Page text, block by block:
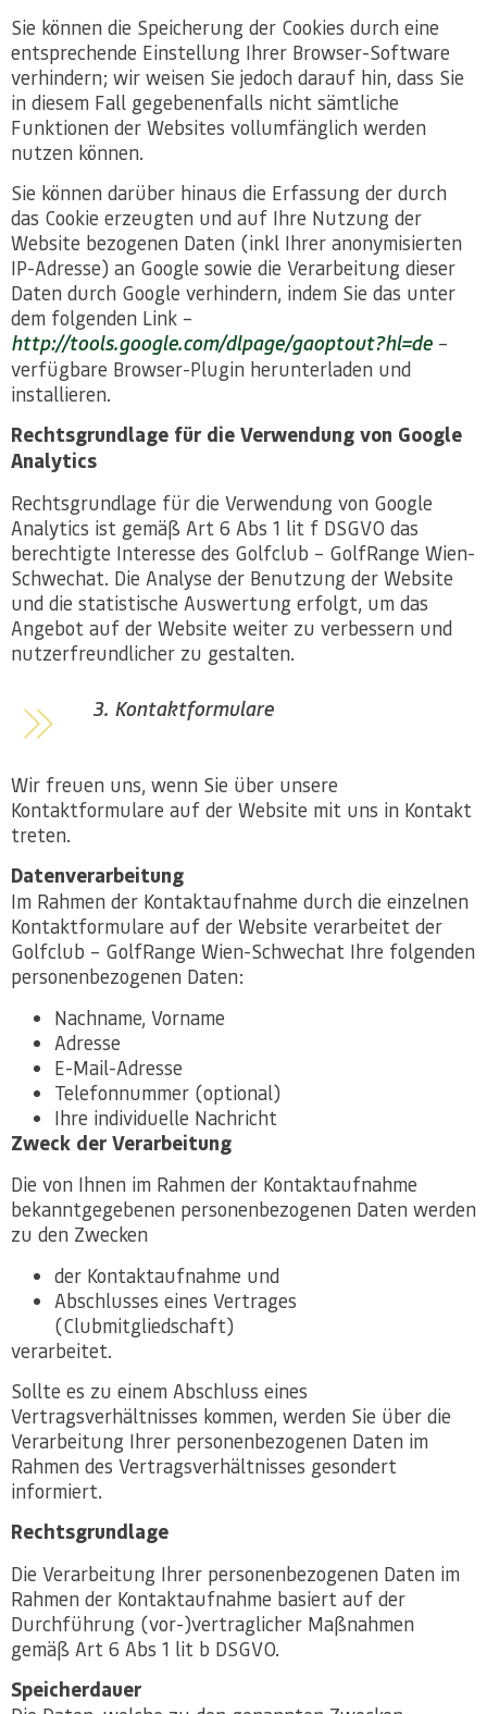
Sie können die Speicherung der Cookies durch eine
entsprechende Einstellung Ihrer Browser-Software
verhindern; wir weisen Sie jedoch darauf hin, dass Sie
in diesem Fall gegebenenfalls nicht sämtliche
Funktionen der Websites vollumfänglich werden
nutzen können.
Sie können darüber hinaus die Erfassung der durch
das Cookie erzeugten und auf Ihre Nutzung der
Website bezogenen Daten (inkl Ihrer anonymisierten
IP-Adresse) an Google sowie die Verarbeitung dieser
Daten durch Google verhindern, indem Sie das unter
dem folgenden Link –
http://tools.google.com/dlpage/gaoptout?hl=de –
verfügbare Browser-Plugin herunterladen und
installieren.
Rechtsgrundlage für die Verwendung von Google
Analytics
Rechtsgrundlage für die Verwendung von Google
Analytics ist gemäß Art 6 Abs 1 lit f DSGVO das
berechtigte Interesse des Golfclub – GolfRange Wien-
Schwechat. Die Analyse der Benutzung der Website
und die statistische Auswertung erfolgt, um das
Angebot auf der Website weiter zu verbessern und
nutzerfreundlicher zu gestalten.
3. Kontaktformulare
Wir freuen uns, wenn Sie über unsere
Kontaktformulare auf der Website mit uns in Kontakt
treten.
Datenverarbeitung
Im Rahmen der Kontaktaufnahme durch die einzelnen
Kontaktformulare auf der Website verarbeitet der
Golfclub – GolfRange Wien-Schwechat Ihre folgenden
personenbezogenen Daten:
Nachname, Vorname
Adresse
E-Mail-Adresse
Telefonnummer (optional)
Ihre individuelle Nachricht
Zweck der Verarbeitung
Die von Ihnen im Rahmen der Kontaktaufnahme
bekanntgegebenen personenbezogenen Daten werden
zu den Zwecken
der Kontaktaufnahme und
Abschlusses eines Vertrages
(Clubmitgliedschaft)
verarbeitet.
Sollte es zu einem Abschluss eines
Vertragsverhältnisses kommen, werden Sie über die
Verarbeitung Ihrer personenbezogenen Daten im
Rahmen des Vertragsverhältnisses gesondert
informiert.
Rechtsgrundlage
Die Verarbeitung Ihrer personenbezogenen Daten im
Rahmen der Kontaktaufnahme basiert auf der
Durchführung (vor-)vertraglicher Maßnahmen
gemäß Art 6 Abs 1 lit b DSGVO.
Speicherdauer